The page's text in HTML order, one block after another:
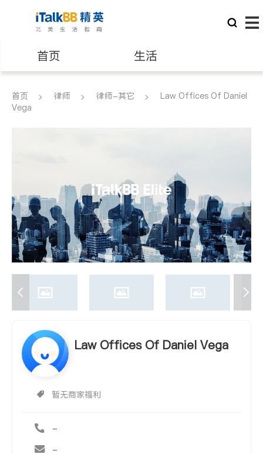
首页 生活
医生 律师
养老 非盈利组织
首页 律师 律师-其它
Law Offices Of Daniel
Vega
Law Offices Of Daniel Vega
暂无商家福利
-
-